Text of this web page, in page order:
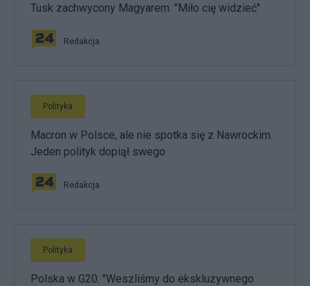
Tusk zachwycony Magyarem. "Miło cię widzieć"
Redakcja
Polityka
Macron w Polsce, ale nie spotka się z Nawrockim.
Jeden polityk dopiął swego
Redakcja
Polityka
Polska w G20. "Weszliśmy do ekskluzywnego